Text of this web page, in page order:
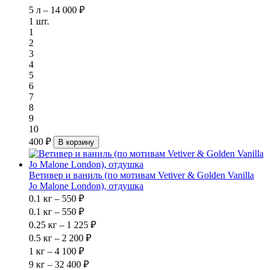
5 л – 14 000 ₽
1 шт.
1
2
3
4
5
6
7
8
9
10
400 ₽
В корзину
Ветивер и ваниль (по мотивам Vetiver & Golden Vanilla
Jo Malone London), отдушка
0.1 кг – 550 ₽
0.1 кг – 550 ₽
0.25 кг – 1 225 ₽
0.5 кг – 2 200 ₽
1 кг – 4 100 ₽
9 кг – 32 400 ₽